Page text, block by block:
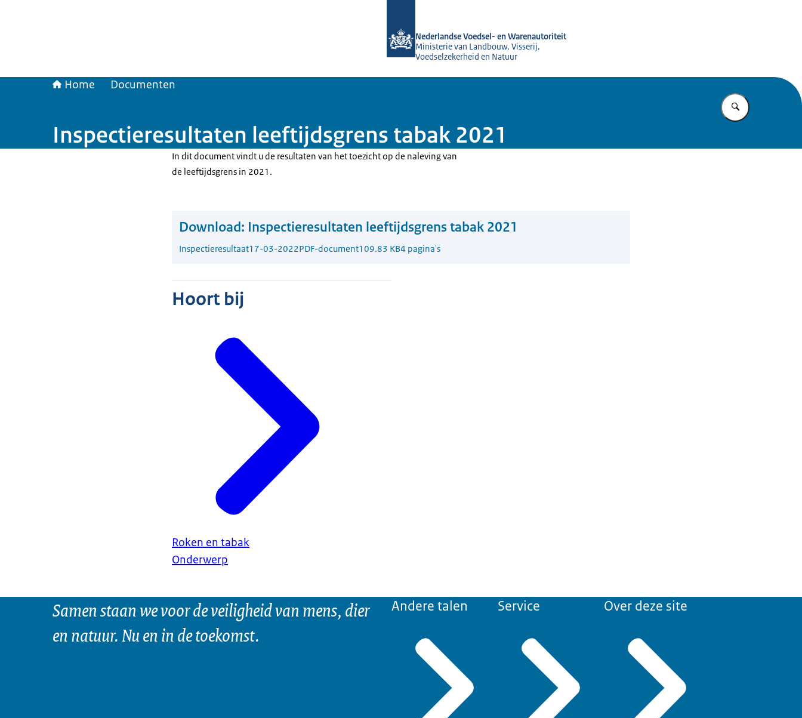
Nederlandse Voedsel- en Warenautoriteit
Ministerie van Landbouw, Visserij,
Voedselzekerheid en Natuur
Home Documenten
Vul in wat u
Inspectieresultaten leeftijdsgrens tabak 2021
In dit document vindt u de resultaten van het toezicht op de naleving van
de leeftijdsgrens in 2021.
Download: Inspectieresultaten leeftijdsgrens tabak 2021
Inspectieresultaat17-03-2022PDF-document109.83 KB4 pagina's
Hoort bij
Roken en tabak
Onderwerp
Samen staan we voor de veiligheid van mens, dier
en natuur. Nu en in de toekomst.
Andere talen Service Over deze site